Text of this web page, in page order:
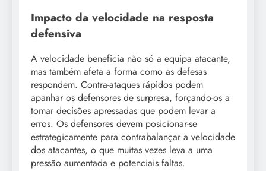
Impacto da velocidade na resposta
defensiva
A velocidade beneficia não só a equipa atacante,
mas também afeta a forma como as defesas
respondem. Contra-ataques rápidos podem
apanhar os defensores de surpresa, forçando-os a
tomar decisões apressadas que podem levar a
erros. Os defensores devem posicionar-se
estrategicamente para contrabalançar a velocidade
dos atacantes, o que muitas vezes leva a uma
pressão aumentada e potenciais faltas.